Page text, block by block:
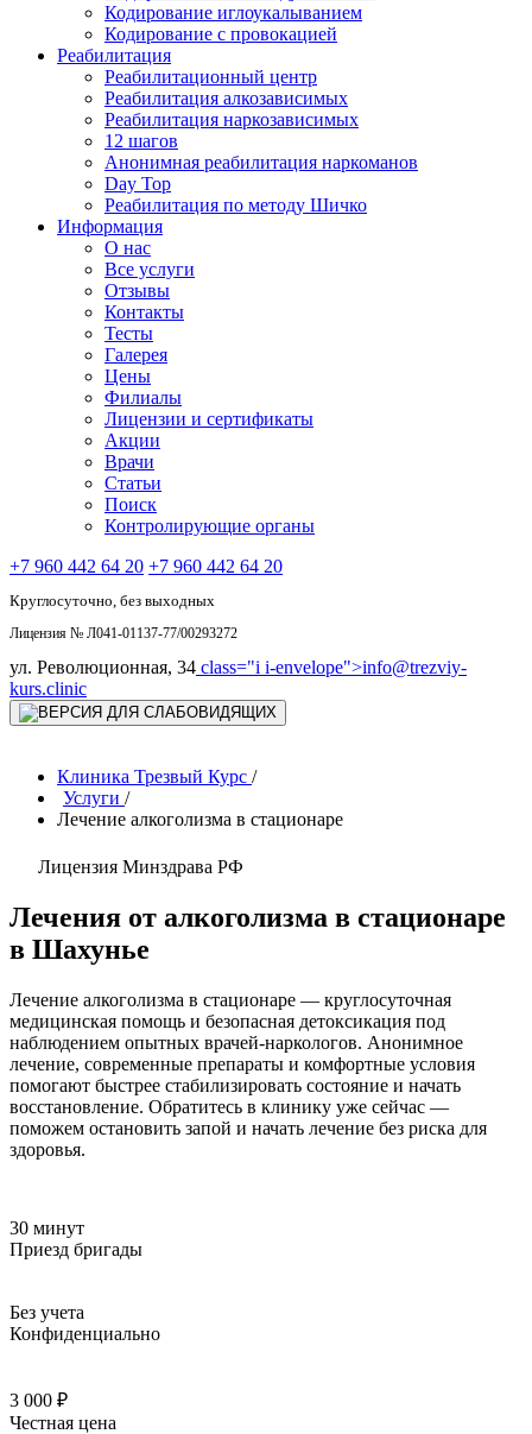
Кодирование иглоукалыванием
Кодирование с провокацией
Реабилитация
Реабилитационный центр
Реабилитация алкозависимых
Реабилитация наркозависимых
12 шагов
Анонимная реабилитация наркоманов
Day Top
Реабилитация по методу Шичко
Информация
О нас
Все услуги
Отзывы
Контакты
Тесты
Галерея
Цены
Филиалы
Лицензии и сертификаты
Акции
Врачи
Статьи
Поиск
Контролирующие органы
+7 960 442 64 20 +7 960 442 64 20
Круглосуточно, без выходных
Лицензия № Л041-01137-77/00293272
ул. Революционная, 34 class="i i-envelope">info@trezviy-
kurs.clinic
Клиника Трезвый Курс /
Услуги /
Лечение алкоголизма в стационаре
Лицензия Минздрава РФ
Лечения от алкоголизма в стационаре
в Шахунье
Лечение алкоголизма в стационаре — круглосуточная
медицинская помощь и безопасная детоксикация под
наблюдением опытных врачей-наркологов. Анонимное
лечение, современные препараты и комфортные условия
помогают быстрее стабилизировать состояние и начать
восстановление. Обратитесь в клинику уже сейчас —
поможем остановить запой и начать лечение без риска для
здоровья.
30 минут
Приезд бригады
Без учета
Конфиденциально
3 000 ₽
Честная цена